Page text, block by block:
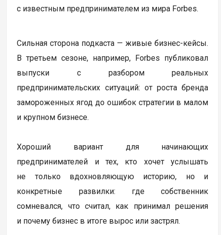
с известным предпринимателем из мира Forbes.
Сильная сторона подкаста — живые бизнес-кейсы.
В третьем сезоне, например, Forbes публиковал
выпуски с разбором реальных
предпринимательских ситуаций: от роста бренда
замороженных ягод до ошибок стратегии в малом
и крупном бизнесе.
Хороший вариант для начинающих
предпринимателей и тех, кто хочет услышать
не только вдохновляющую историю, но и
конкретные развилки: где собственник
сомневался, что считал, как принимал решения
и почему бизнес в итоге вырос или застрял.